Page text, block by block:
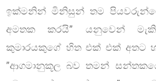
ඉක්මනින් මිනිසුන් තම
අමතක කරයි” යනුවෙන්
කුමාරයකුගේ හිත එක් එක් අතට
”ආගමානුකූල බව තමන්